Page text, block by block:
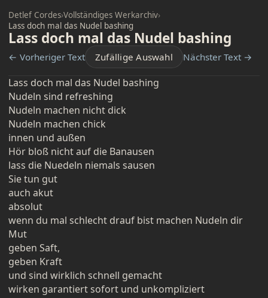
Detlef Cordes›Vollständiges Werkarchiv›
Lass doch mal das Nudel bashing
Lass doch mal das Nudel bashing
← Vorheriger Text Zufällige Auswahl Nächster Text →
Lass doch mal das Nudel bashing
Nudeln sind refreshing
Nudeln machen nicht dick
Nudeln machen chick
innen und außen
Hör bloß nicht auf die Banausen
lass die Nuedeln niemals sausen
Sie tun gut
auch akut
absolut
wenn du mal schlecht drauf bist machen Nudeln dir
Mut
geben Saft,
geben Kraft
und sind wirklich schnell gemacht
wirken garantiert sofort und unkompliziert